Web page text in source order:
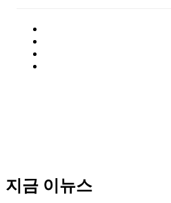
지금 이뉴스